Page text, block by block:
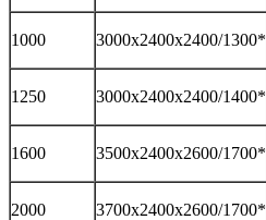
1000 3000х2400х2400/1300*
1250 3000х2400х2400/1400*
1600 3500х2400х2600/1700*
2000 3700х2400х2600/1700*